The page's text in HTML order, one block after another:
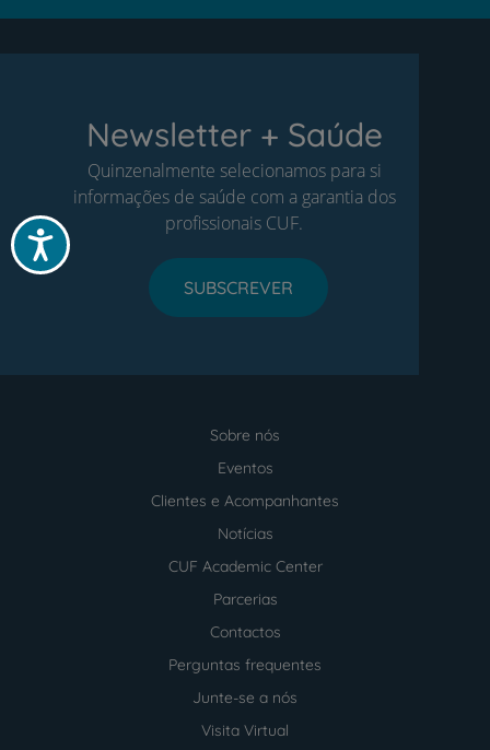
Acessibilidade
Newsletter + Saúde
Quinzenalmente selecionamos para si
informações de saúde com a garantia dos
profissionais CUF.
SUBSCREVER
Sobre nós
Eventos
Clientes e Acompanhantes
Notícias
CUF Academic Center
Parcerias
Contactos
Perguntas frequentes
Junte-se a nós
Visita Virtual